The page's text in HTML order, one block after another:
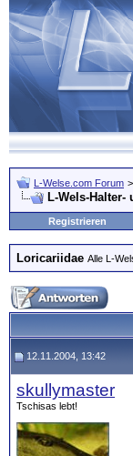
L-Welse.com Forum >
L-Wels-
Registrieren
Loricariidae Alle L-
12.11.2004, 13:42
skullymaster
Tschisas lebt!